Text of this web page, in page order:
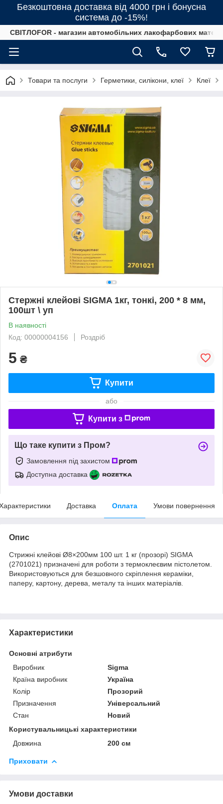
Безкоштовна доставка від 4000 грн і бонусна
система до -15%!
СВІТЛОFOR - магазин автомобільних лакофарбових
Товари та послуги Герметики, силікони, клеї Клеї
Стержні клейові SIGMA 1кг, тонкі, 200 * 8 мм,
100шт \ уп
В наявності
Код: 00000004156
Роздріб
5 ₴
Купити
або
Купити з
Що таке купити з Пром?
Замовлення під захистом
Доступна доставка
Доставка Оплата Умови повернення
Опис
Стрижні клейові Ø8×200мм 100 шт. 1 кг (прозорі) SIGMA
(2701021) призначені для роботи з термоклеєвим пістолетом.
Використовуються для безшовного скріплення кераміки,
паперу, картону, дерева, металу та інших матеріалів.
Характеристики
Основні атрибути
Виробник
Sigma
Країна виробник
Україна
Колір
Прозорий
Призначення
Універсальний
Стан
Новий
Користувальницькі характеристики
Довжина
200 см
Приховати
Умови доставки